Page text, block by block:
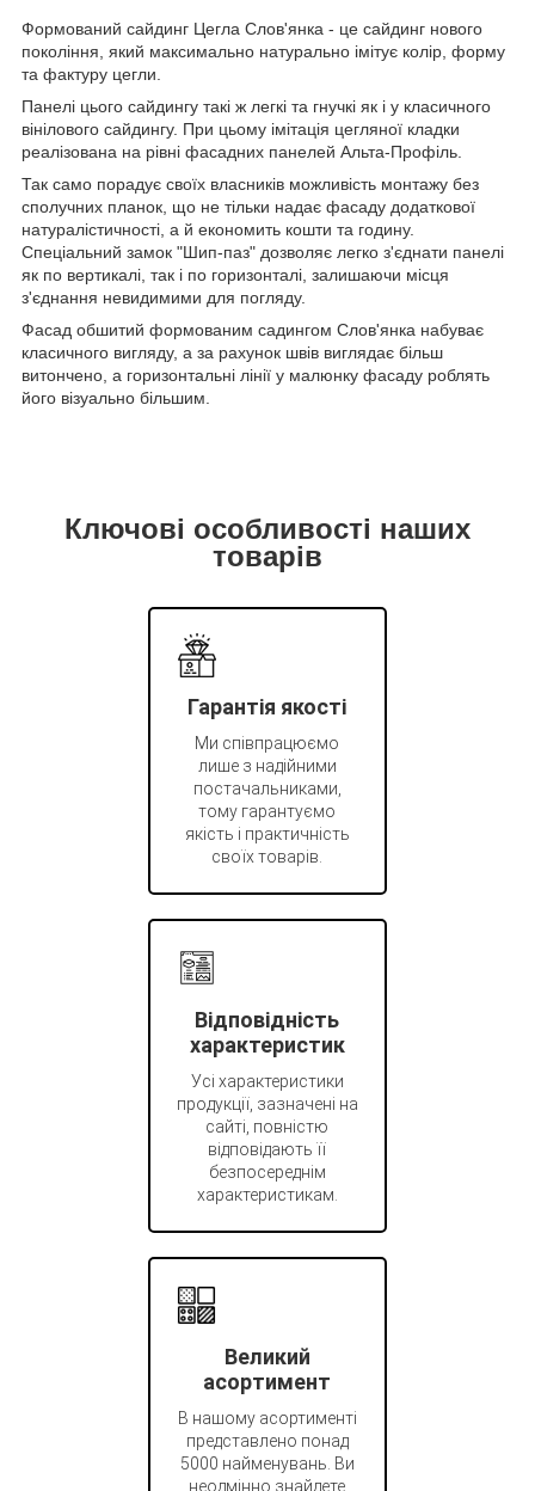
Формований сайдинг Цегла Слов'янка - це сайдинг нового
покоління, який максимально натурально імітує колір, форму
та фактуру цегли.
Панелі цього сайдингу такі ж легкі та гнучкі як і у класичного
вінілового сайдингу. При цьому імітація цегляної кладки
реалізована на рівні фасадних панелей Альта-Профіль.
Так само порадує своїх власників можливість монтажу без
сполучних планок, що не тільки надає фасаду додаткової
натуралістичності, а й економить кошти та годину.
Спеціальний замок "Шип-паз" дозволяє легко з'єднати панелі
як по вертикалі, так і по горизонталі, залишаючи місця
з'єднання невидимими для погляду.
Фасад обшитий формованим садингом Слов'янка набуває
класичного вигляду, а за рахунок швів виглядає більш
витончено, а горизонтальні лінії у малюнку фасаду роблять
його візуально більшим.
Ключові особливості наших
товарів
Гарантія якості
Ми співпрацюємо
лише з надійними
постачальниками,
тому гарантуємо
якість і практичність
своїх товарів.
Відповідність
характеристик
Усі характеристики
продукції, зазначені на
сайті, повністю
відповідають її
безпосереднім
характеристикам.
Великий
асортимент
В нашому асортименті
представлено понад
5000 найменувань. Ви
неодмінно знайдете